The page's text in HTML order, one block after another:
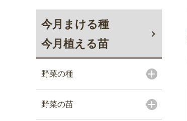
今月まける種
今月植える苗
野菜の種
野菜の苗